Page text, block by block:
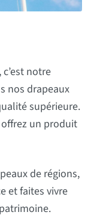
notre
nos drapeaux
supérieure.
offrez un produit
de régions,
et faites vivre